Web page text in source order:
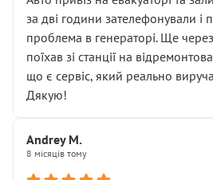
чіткого пояснення
( ну все зняли та доробили)
Окремий момент, який виглядає
мені заявили, що бачок
міняти разом із головним
Для людини, яка хоча б трохи
це звучить як мінімум
спроба продати дорогий вузол
за дві години зателефонували і
проблема в генераторі. Ще
поїхав зі станції на
що є сервіс, який реально
Дякую!
Andrey M.
8 місяців тому